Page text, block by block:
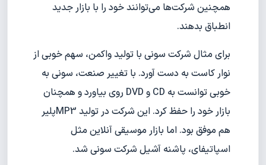
همچنین شرکت‌ها می‌توانند خود را با بازار جدید
انطباق بدهند.
برای مثال شرکت سونی با تولید واکمن، سهم خوبی از
نوار کاست به دست آورد. با تغییر صنعت، سونی به
خوبی توانست به CD و DVD روی بیاورد و همچنان
بازار خود را حفظ کرد. این شرکت در تولید MP3پلیر
هم موفق بود. اما بازار موسیقی آنلاین مثل
اسپاتیفای، پاشنه آشیل شرکت سونی شد.